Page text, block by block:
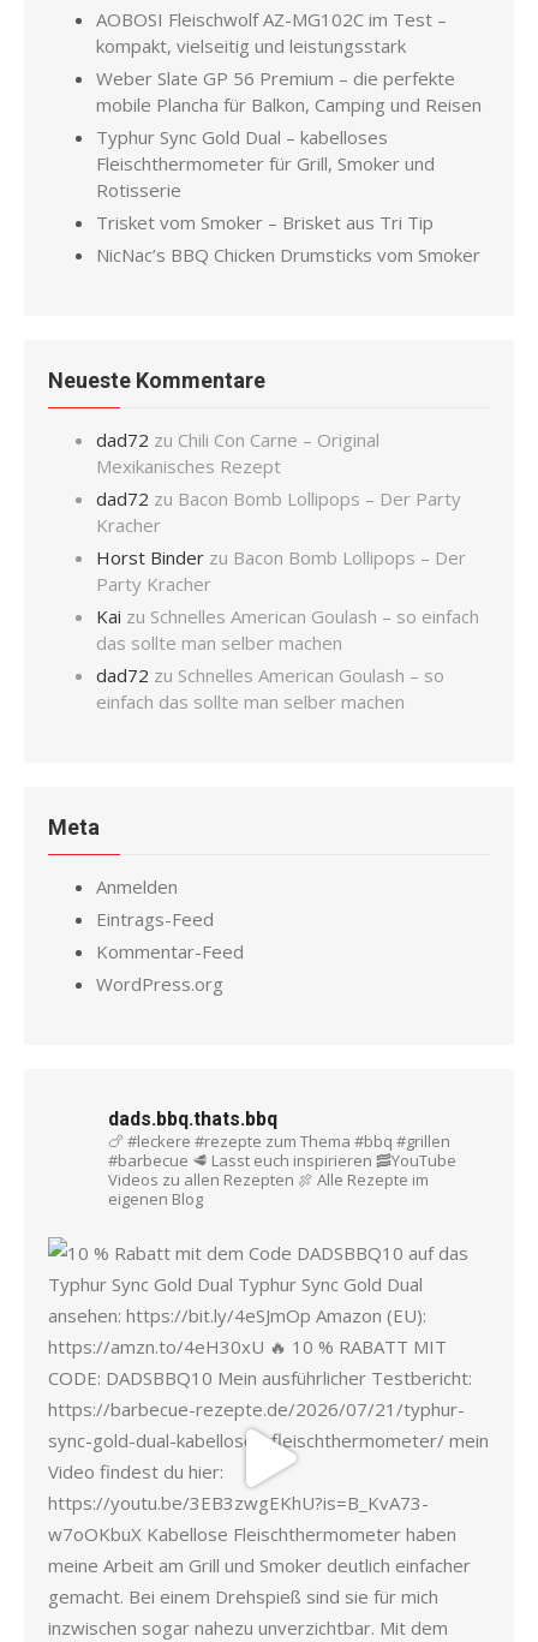
AOBOSI Fleischwolf AZ-MG102C im Test –
kompakt, vielseitig und leistungsstark
Weber Slate GP 56 Premium – die perfekte
mobile Plancha für Balkon, Camping und Reisen
Typhur Sync Gold Dual – kabelloses
Fleischthermometer für Grill, Smoker und
Rotisserie
Trisket vom Smoker – Brisket aus Tri Tip
NicNac’s BBQ Chicken Drumsticks vom Smoker
Neueste Kommentare
dad72 zu Chili Con Carne – Original
Mexikanisches Rezept
dad72 zu Bacon Bomb Lollipops – Der Party
Kracher
Horst Binder zu Bacon Bomb Lollipops – Der
Party Kracher
Kai zu Schnelles American Goulash – so einfach
das sollte man selber machen
dad72 zu Schnelles American Goulash – so
einfach das sollte man selber machen
Meta
Anmelden
Eintrags-Feed
Kommentar-Feed
WordPress.org
dads.bbq.thats.bbq
🍗 #leckere #rezepte zum Thema #bbq #grillen
#barbecue 🥩 Lasst euch inspirieren 🥓YouTube
Videos zu allen Rezepten 🍖 Alle Rezepte im
eigenen Blog